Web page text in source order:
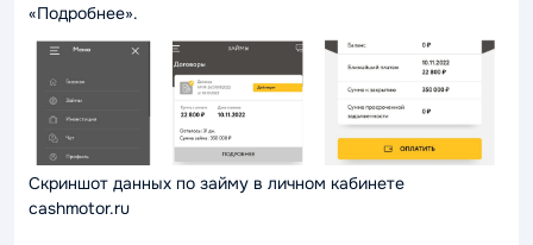
«Подробнее».
Скриншот данных по займу в личном кабинете
cashmotor.ru